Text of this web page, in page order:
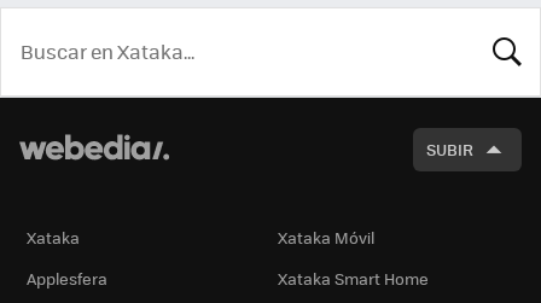
SUBIR
Xataka
Xataka Móvil
Applesfera
Xataka Smart Home